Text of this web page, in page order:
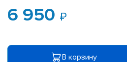
6 950
В корзину